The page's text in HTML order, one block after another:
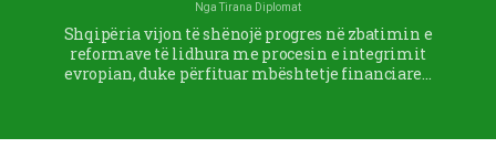
Nga Tirana Diplomat
Shqipëria vijon të shënojë progres në zbatimin e
reformave të lidhura me procesin e integrimit
evropian, duke përfituar mbështetje financiare…